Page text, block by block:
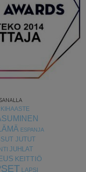
ESPANJA
JUTUT
JUHLAT
KEITTIÖ
LAPSI